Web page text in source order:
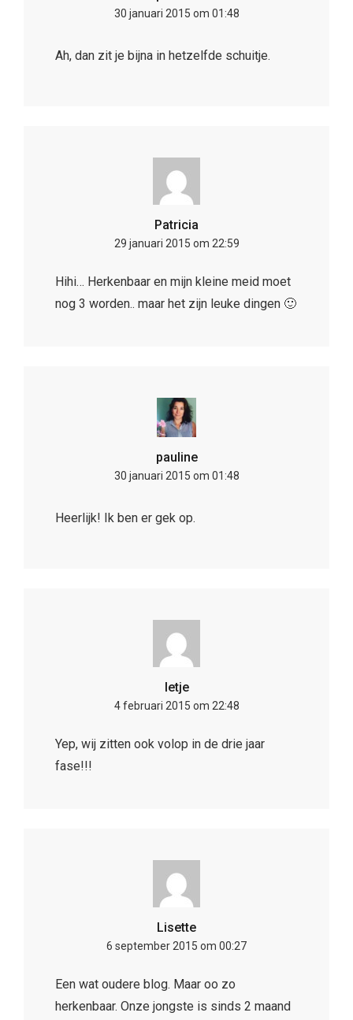
30 januari 2015 om 01:48
Ah, dan zit je bijna in hetzelfde schuitje.
Patricia
29 januari 2015 om 22:59
Hihi… Herkenbaar en mijn kleine meid moet
nog 3 worden.. maar het zijn leuke dingen 🙂
pauline
30 januari 2015 om 01:48
Heerlijk! Ik ben er gek op.
letje
4 februari 2015 om 22:48
Yep, wij zitten ook volop in de drie jaar
fase!!!
Lisette
6 september 2015 om 00:27
Een wat oudere blog. Maar oo zo
herkenbaar. Onze jongste is sinds 2 maand